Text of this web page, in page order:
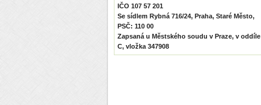
IČO 107 57 201
Se sídlem Rybná 716/24, Praha, Staré Město,
PSČ: 110 00
Zapsaná u Městského soudu v Praze, v oddíle
C, vložka 347908